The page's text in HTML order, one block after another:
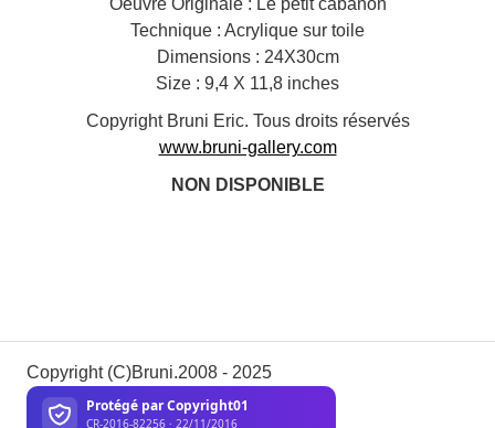
Technique : Acrylique sur toile
Dimensions : 24X30cm
Size : 9,4 X 11,8 inches
Copyright Bruni Eric. Tous droits réservés
www.bruni-gallery.com
NON DISPONIBLE
Copyright (C)Bruni.2008 - 2025